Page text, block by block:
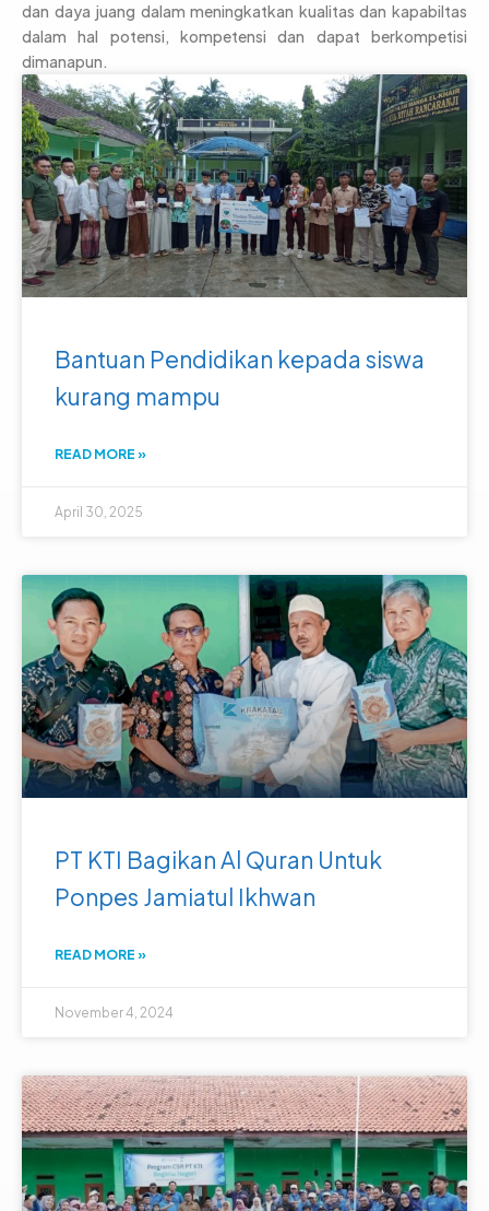
dan daya juang dalam meningkatkan kualitas dan kapabiltas
dalam hal potensi, kompetensi dan dapat berkompetisi
dimanapun.
Bantuan Pendidikan kepada siswa
kurang mampu
READ MORE »
April 30, 2025
PT KTI Bagikan Al Quran Untuk
Ponpes Jamiatul Ikhwan
READ MORE »
November 4, 2024
a
g
e
a
g
e